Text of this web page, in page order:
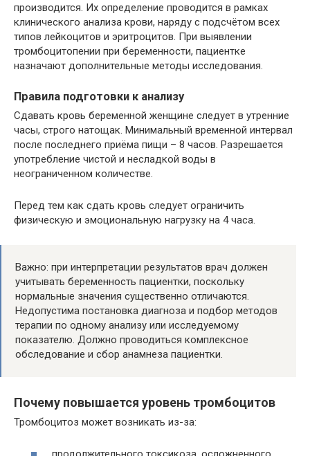
производится. Их определение проводится в рамках
клинического анализа крови, наряду с подсчётом всех
типов лейкоцитов и эритроцитов. При выявлении
тромбоцитопении при беременности, пациентке
назначают дополнительные методы исследования.
Правила подготовки к анализу
Сдавать кровь беременной женщине следует в утренние
часы, строго натощак. Минимальный временной интервал
после последнего приёма пищи – 8 часов. Разрешается
употребление чистой и несладкой воды в
неограниченном количестве.
Перед тем как сдать кровь следует ограничить
физическую и эмоциональную нагрузку на 4 часа.
Важно: при интерпретации результатов врач должен
учитывать беременность пациентки, поскольку
нормальные значения существенно отличаются.
Недопустима постановка диагноза и подбор методов
терапии по одному анализу или исследуемому
показателю. Должно проводиться комплексное
обследование и сбор анамнеза пациентки.
Почему повышается уровень тромбоцитов
Тромбоцитоз может возникать из-за: